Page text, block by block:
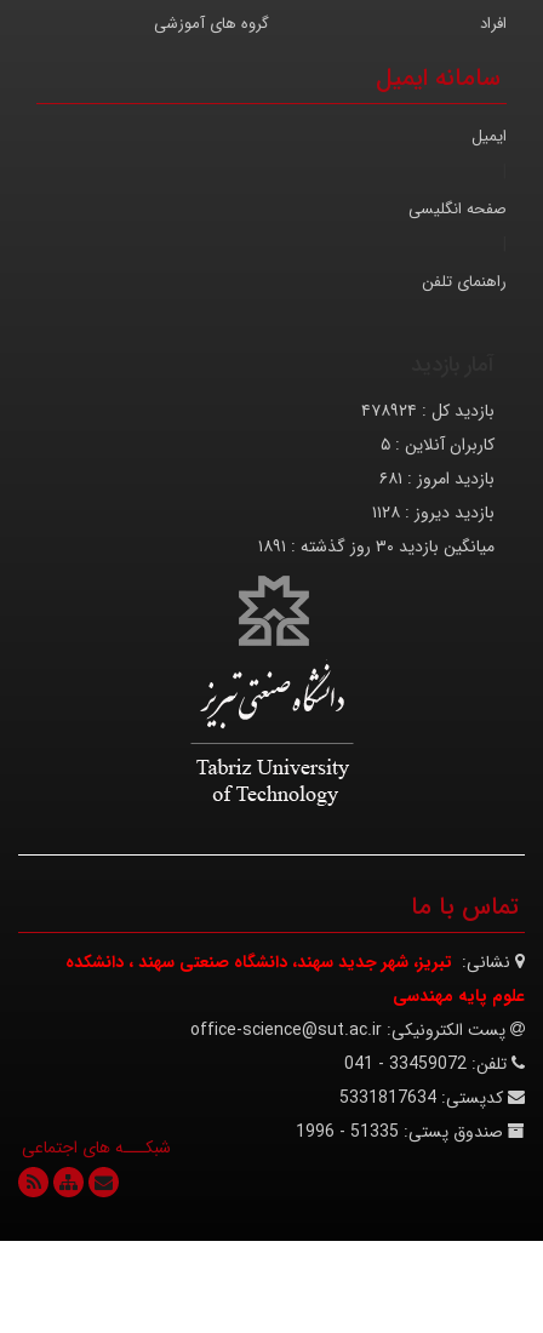
افراد گروه های آموزشی
سامانه ایمیل
ایمیل
صفحه انگلیسی
راهنمای تلفن
بازدید کل : ۴۷۸۹۲۴
کاربران آنلاین : ۵
بازدید امروز : ۶۸۱
بازدید دیروز : ۱۱۲۸
میانگین بازدید ۳۰ روز گذشته :
۱۸۹۱
تماس با ما
نشانی: تبریز، شهر جدید سهند، دانشگاه صنعتی سهند ، دانشکده
علوم پایه مهندسی
پست الکترونیکی: office-science@sut.ac.ir
تلفن: 33459072 - 041
کدپستی: 5331817634
صندوق پستی: 51335 - 1996